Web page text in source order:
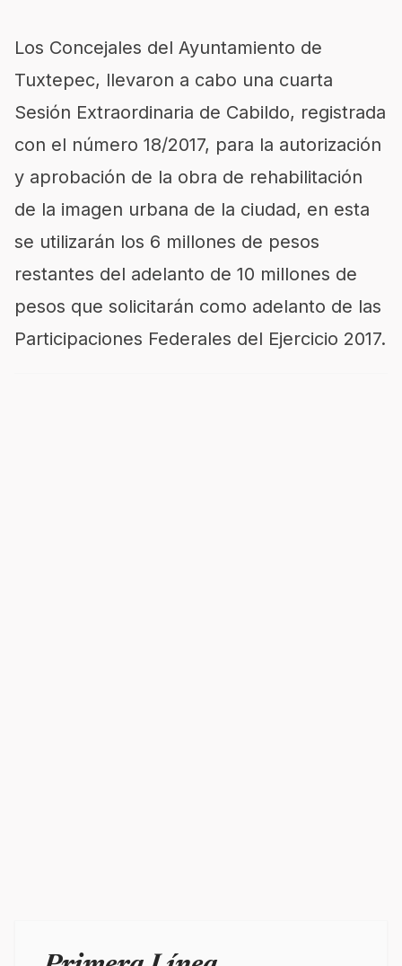
Los Concejales del Ayuntamiento de
Tuxtepec, llevaron a cabo una cuarta
Sesión Extraordinaria de Cabildo, registrada
con el número 18/2017, para la autorización
y aprobación de la obra de rehabilitación
de la imagen urbana de la ciudad, en esta
se utilizarán los 6 millones de pesos
restantes del adelanto de 10 millones de
pesos que solicitarán como adelanto de las
Participaciones Federales del Ejercicio 2017.